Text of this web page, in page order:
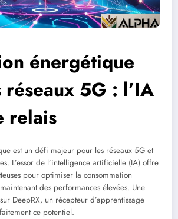
énergétique
réseaux 5G : l’IA
relais
est un défi majeur pour les réseaux 5G et
L’essor de l’intelligence artificielle (IA) offre
pour optimiser la consommation
des performances élevées. Une
DeepRX, un récepteur d’apprentissage
ce potentiel.